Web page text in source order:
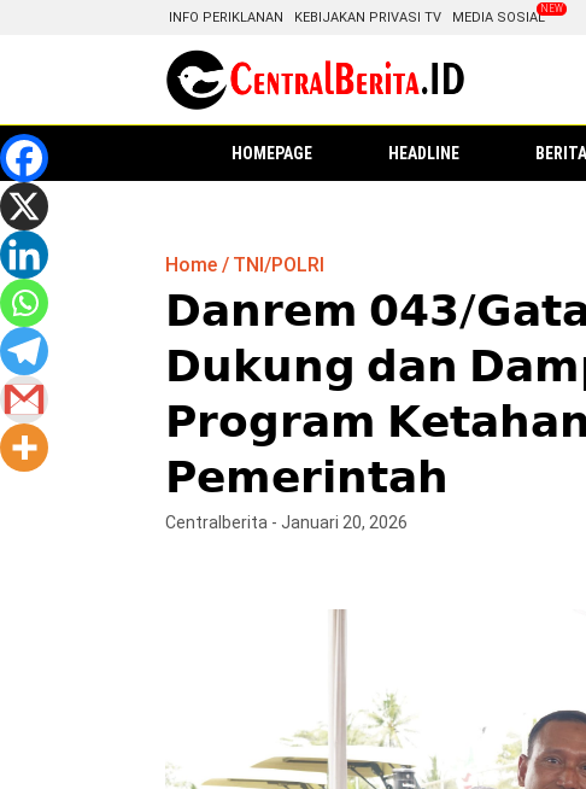
INFO PERIKLANAN KEBIJAKAN PRIVASI TV MEDIA SOSIAL
HOMEPAGE HEADLINE BERITA
Home TNI/POLRI
𝗗𝗮𝗻𝗿𝗲𝗺 𝟬𝟰𝟯/
𝗗𝘂𝗸𝘂𝗻𝗴 𝗱𝗮𝗻
𝗣𝗿𝗼𝗴𝗿𝗮𝗺
𝗣𝗲𝗺𝗲𝗿𝗶𝗻𝘁𝗮𝗵
Centralberita - Januari 20, 2026